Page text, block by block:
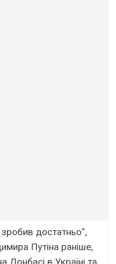
достатньо”,
Путіна раніше,